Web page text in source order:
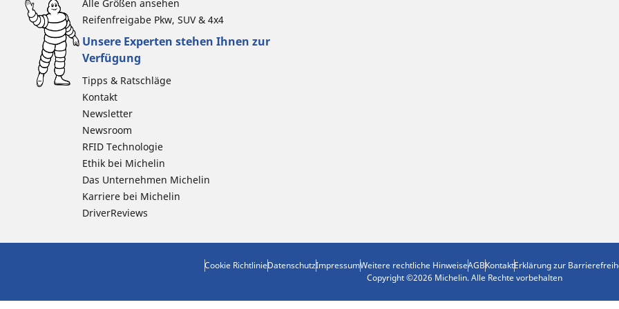
Alle Größen ansehen
Reifenfreigabe Pkw, SUV & 4x4
Unsere Experten stehen Ihnen zur
Verfügung
Tipps & Ratschläge
Kontakt
Newsletter
Newsroom
RFID Technologie
Ethik bei Michelin
Das Unternehmen Michelin
Karriere bei Michelin
DriverReviews
Cookie RichtlinieDatenschutzImpressumWeitere rechtliche HinweiseAGBKontaktErklärung zur
Copyright ©2026 Michelin. Alle Rechte vorbehalten